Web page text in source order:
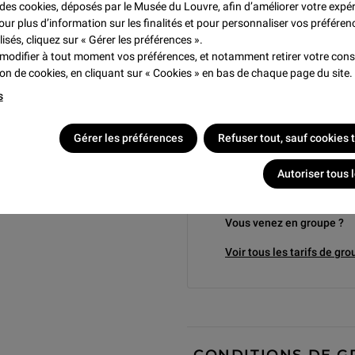
cookies, déposés par le Musée du Louvre, afin d’améliorer votre
plus d’information sur les finalités et pour personnaliser vos
cliquez sur « Gérer les préférences ».
à tout moment vos préférences, et notamment retirer votre
de cookies, en cliquant sur « Cookies » en bas de chaque page du site.
Gérer les préférences Refuser tout, sauf cookies
Autoriser tous
Visiteurs non résidents et/ou
Economique Européen
- de 18 ans, - de 26 ans
Consulter plus bas la liste
Vous venez en groupe ?
Voir tous les tarifs de